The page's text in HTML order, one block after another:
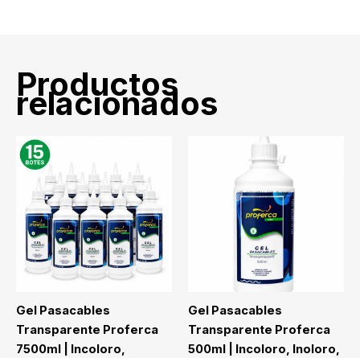
Productos
relacionados
Gel Pasacables
Transparente Proferca
7500ml | Incoloro,
Gel Pasacables
Transparente Proferca
500ml | Incoloro, Inoloro,